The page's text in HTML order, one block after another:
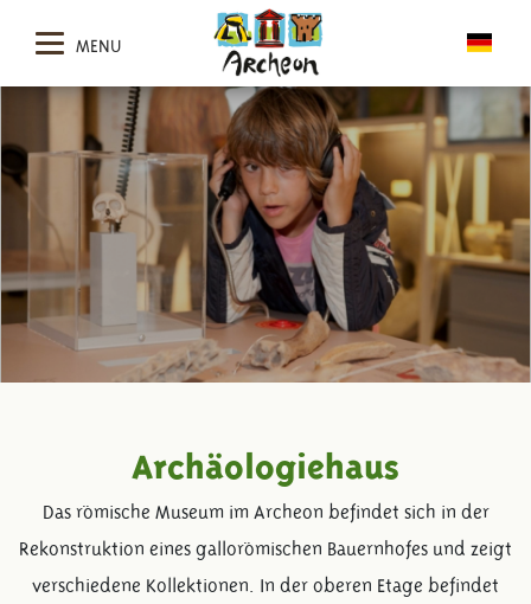
MENU
Archäologiehaus
Das römische Museum im Archeon befindet sich in der
Rekonstruktion eines gallorömischen Bauernhofes und zeigt
verschiedene Kollektionen. In der oberen Etage befindet